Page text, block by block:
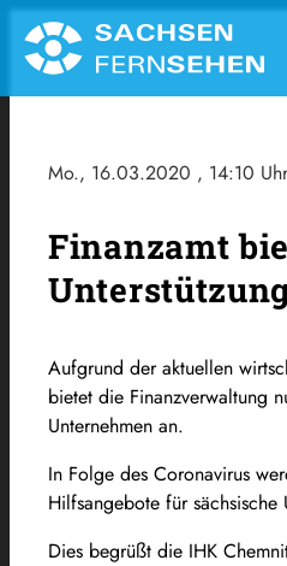
Mo., 16.03.2020 , 14:10 Uhr
Finanzamt
Aufgrund der aktuellen
bietet die Finanzverwaltung
Unternehmen an.
In Folge des Coronavirus
Hilfsangebote für sächsische
Dies begrüßt die IHK